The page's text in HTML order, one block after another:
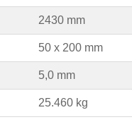
2430 mm
50 x 200 mm
5,0 mm
25.460 kg